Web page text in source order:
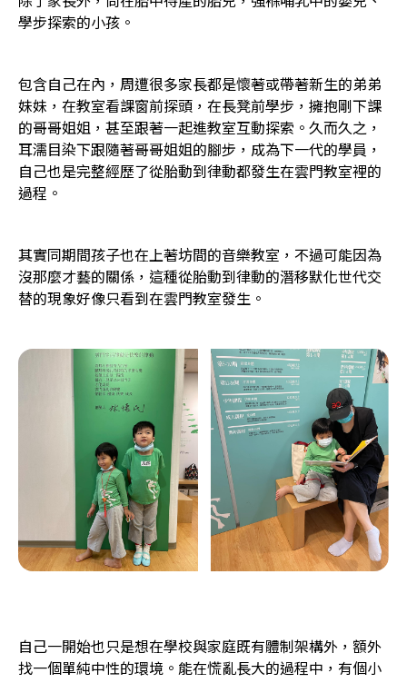
學步探索的小孩。
包含自己在內，周遭很多家長都是懷著或帶著新生的弟弟
妹妹，在教室看課窗前探頭，在長凳前學步，擁抱剛下課
的哥哥姐姐，甚至跟著一起進教室互動探索。久而久之，
耳濡目染下跟隨著哥哥姐姐的腳步，成為下一代的學員，
自己也是完整經歷了從胎動到律動都發生在雲門教室裡的
過程。
其實同期間孩子也在上著坊間的音樂教室，不過可能因為
沒那麼才藝的關係，這種從胎動到律動的潛移默化世代交
替的現象好像只看到在雲門教室發生。
自己一開始也只是想在學校與家庭既有體制架構外，額外
找一個單純中性的環境。能在慌亂長大的過程中，有個小